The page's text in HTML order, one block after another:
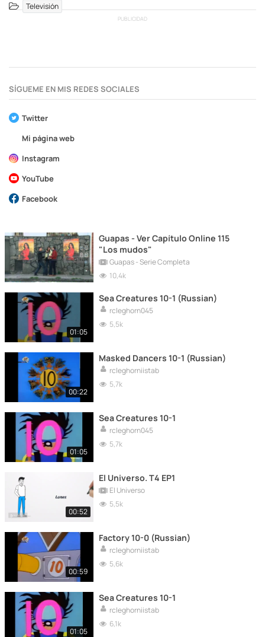
Televisión
PUBLICIDAD
SÍGUEME EN MIS REDES SOCIALES
Twitter
Mi página web
Instagram
YouTube
Facebook
Guapas - Ver Capítulo Online 115
"Los mudos"
Guapas - Serie Completa
10,4k
01:05
Sea Creatures 10-1 (Russian)
rcleghorn045
5,5k
00:22
Masked Dancers 10-1 (Russian)
rcleghorniistab
5,7k
01:05
Sea Creatures 10-1
rcleghorn045
5,7k
00:52
El Universo. T4 EP1
El Universo
5,5k
00:59
Factory 10-0 (Russian)
rcleghorniistab
5,6k
01:05
Sea Creatures 10-1
rcleghorniistab
6,1k